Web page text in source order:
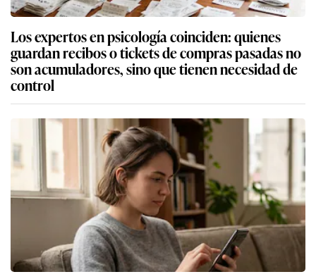
Los expertos en psicología coinciden: quienes
guardan recibos o tickets de compras pasadas no
son acumuladores, sino que tienen necesidad de
control